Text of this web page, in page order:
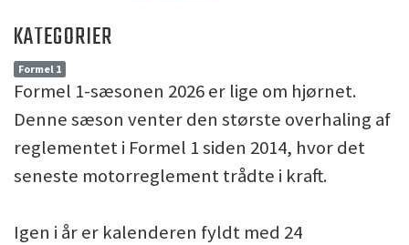
KATEGORIER
Formel 1
Formel 1-sæsonen 2026 er lige om hjørnet.
Denne sæson venter den største overhaling af
reglementet i Formel 1 siden 2014, hvor det
seneste motorreglement trådte i kraft.
Igen i år er kalenderen fyldt med 24